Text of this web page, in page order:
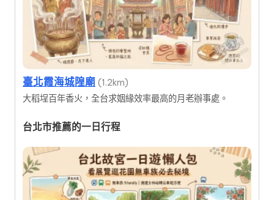
臺北霞海城隍廟 (1.2km)
大稻埕百年香火，全台求姻緣效率最高的月老辦事處。
台北市推薦的一日行程